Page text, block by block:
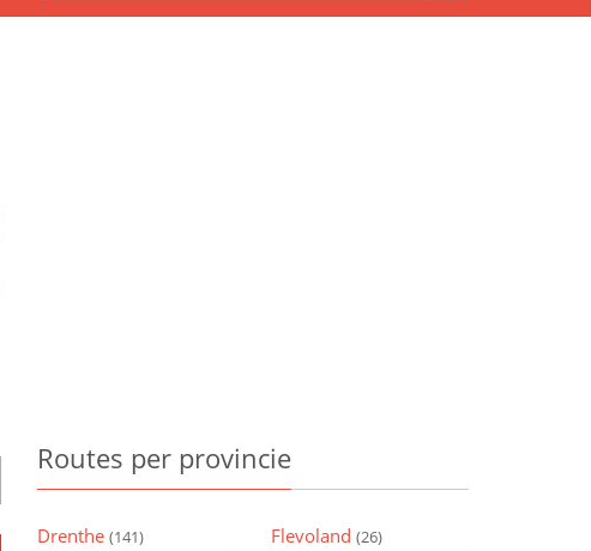
Routes per provincie
Drenthe (141) Flevoland (26)